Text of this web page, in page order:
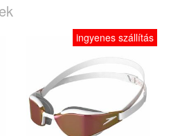
ingyenes szállítás